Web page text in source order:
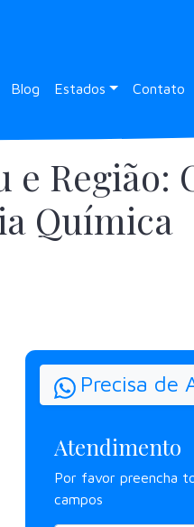
Blog Estados Contato
Região:
Química
Precisa de
Atendimento
Por favor preencha
campos